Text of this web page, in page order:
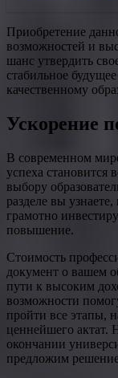
Приобретение
возможностей и
шанс утвердить
стабильное
качественному
Ускорение
В современном
успеха
выбору
разделе вы узнаете,
грамотно
повышение.
Стоимость
документ о вашем
пути к высоким
возможности
пройти все этапы,
ценнейшего актат.
окончании
предложим